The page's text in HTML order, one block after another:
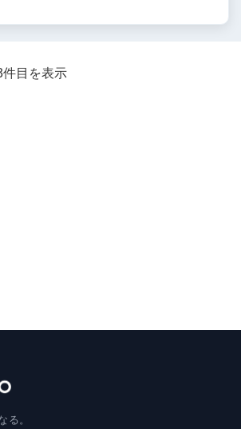
目を表示
。